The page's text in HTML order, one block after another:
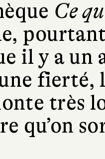
Ce
il y a un
fierté,
très
qu’on